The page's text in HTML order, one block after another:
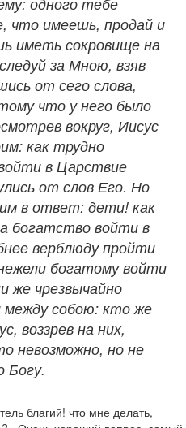
что имеешь, продай и
иметь сокровище на
за Мною, взяв
от сего слова,
что у него было
вокруг, Иисус
как трудно
в Царствие
от слов Его. Но
в ответ: дети! как
богатство войти в
верблюду пройти
богатому войти
же чрезвычайно
между собою: кто же
воззрев на них,
невозможно, но не
Богу.
благий! что мне делать,